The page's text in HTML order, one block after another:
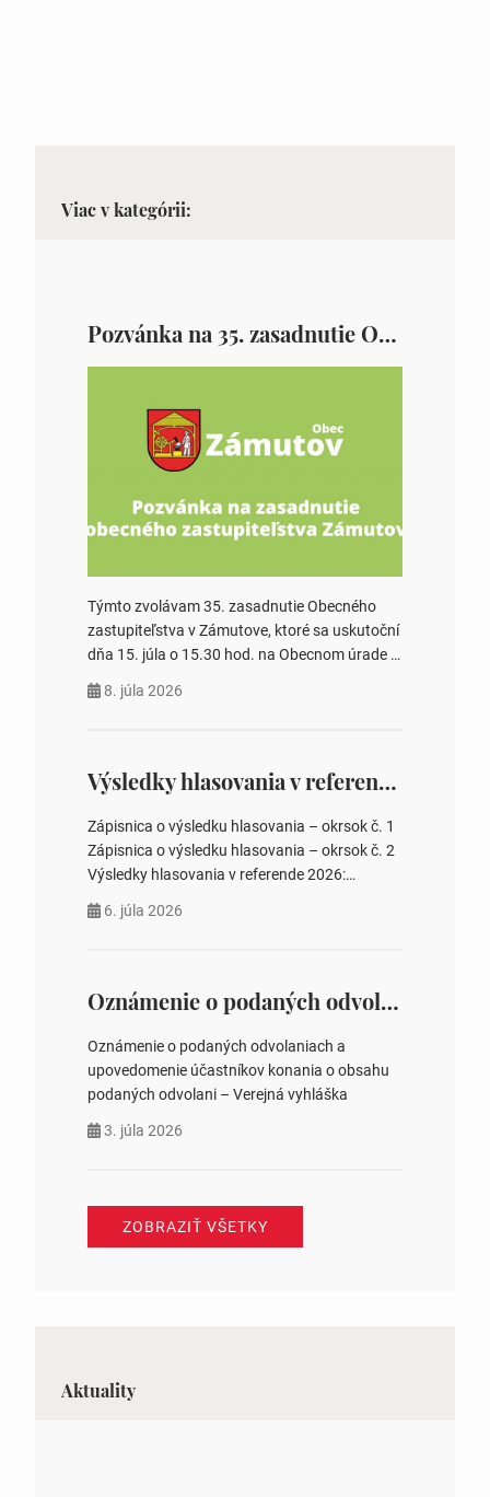
Viac v kategórii:
Pozvánka na 35. zasadnutie OZ v Zámutove
Týmto zvolávam 35. zasadnutie Obecného
zastupiteľstva v Zámutove, ktoré sa uskutoční
dňa 15. júla o 15.30 hod. na Obecnom úrade v
rokovania 2. Schválenie návrhovej komisie a
zastupiteľstiev, počtu poslancov obecných
zastupiteľstiev v nich 4. Schválenie odpredaja
obecného pozemku –…
8. júla 2026
Výsledky hlasovania v referende 2026
Zápisnica o výsledku hlasovania – okrsok č. 1
Zápisnica o výsledku hlasovania – okrsok č. 2
Výsledky hlasovania v referende 2026:
na hlasovaní https://www.volbysr.sk/…
6. júla 2026
Oznámenie o podaných odvolaniach a upovedomenie účastníkov konania o obsahu podaných odvolani – Verejná vyhláška
Oznámenie o podaných odvolaniach a
upovedomenie účastníkov konania o obsahu
podaných odvolani – Verejná vyhláška
3. júla 2026
ZOBRAZIŤ VŠETKY
Aktuality